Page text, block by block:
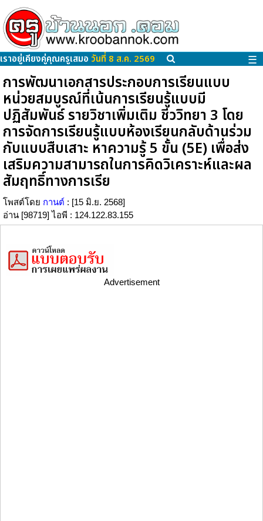
เราอยู่เคียงคู่คุณครูเสมอ วันที่ 8 ส.ค. 2569 ☰
การพัฒนาเอกสารประกอบการเรียนแบบ
หน่วยสมบูรณ์ที่เน้นการเรียนรู้แบบมี
ปฏิสัมพันธ์ รายวิชาเพิ่มเติม ชีววิทยา 3 โดย
การจัดการเรียนรู้แบบห้องเรียนกลับด้านร่วม
กับแบบสืบเสาะ หาความรู้ 5 ขั้น (5E) เพื่อส่ง
เสริมความสามารถในการคิดวิเคราะห์และผล
สัมฤทธิ์ทางการเรีย
โพสต์โดย กานต์ : [15 มิ.ย. 2568]
อ่าน [98719] ไอพี : 124.122.83.155
Advertisement